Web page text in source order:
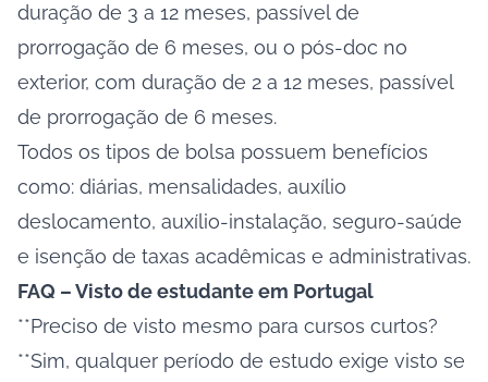
duração de 3 a 12 meses, passível de
prorrogação de 6 meses, ou o pós-doc no
exterior, com duração de 2 a 12 meses, passível
de prorrogação de 6 meses.
Todos os tipos de bolsa possuem benefícios
como: diárias, mensalidades, auxílio
deslocamento, auxílio-instalação, seguro-saúde
e isenção de taxas acadêmicas e administrativas.
FAQ – Visto de estudante em Portugal
**Preciso de visto mesmo para cursos curtos?
**Sim, qualquer período de estudo exige visto se